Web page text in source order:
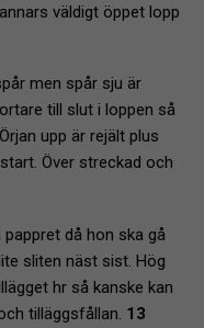
väldigt öppet lopp
men spår sju är
till slut i loppen så
upp är rejält plus
Över streckad och
då hon ska gå
sliten näst sist. Hög
hr så kanske kan
tilläggsfållan. 13